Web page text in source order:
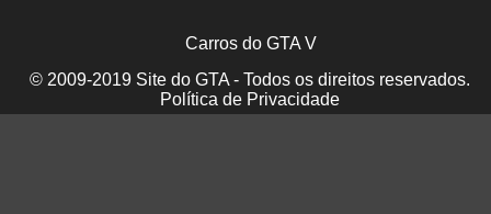
Carros do GTA V
© 2009-2019 Site do GTA - Todos os direitos reservados.
Política de Privacidade